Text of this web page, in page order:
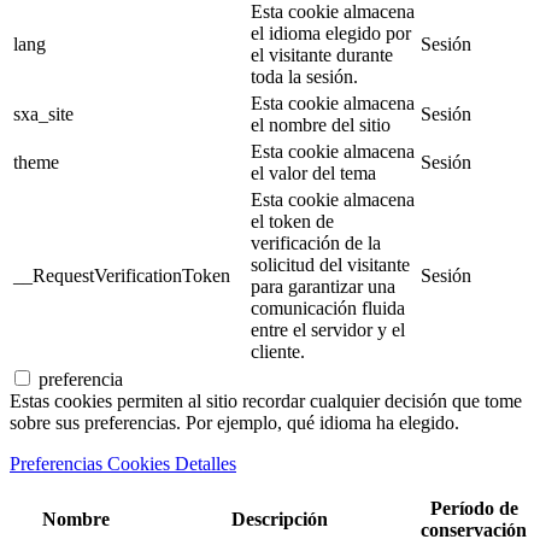
lang
Esta cookie almacena
el idioma elegido por
el visitante durante
toda la sesión.
Sesión
sxa_site
Esta cookie almacena
el nombre del sitio
Sesión
theme
Esta cookie almacena
el valor del tema
Sesión
__RequestVerificationToken
Esta cookie almacena
el token de
verificación de la
solicitud del visitante
para garantizar una
comunicación fluida
entre el servidor y el
cliente.
Sesión
preferencia
Estas cookies permiten al sitio recordar cualquier decisión que tome
sobre sus preferencias. Por ejemplo, qué idioma ha elegido.
Preferencias Cookies Detalles
Nombre Descripción
Período de
conservación